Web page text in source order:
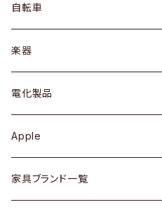
ドレッサー
シェルフ
キュリオケース / 飾り棚
カップボード / 食器棚
チェスト
アウター
トップス
ワンピース
ボトムス
靴
プレート / ボウル
カトラリー
ケトル / ティーポット
鍋 / フライパン
Vintage / ヴィンテージ
自転車
dahon
楽器
ギター
ベース
その他楽器
電化製品
Apple
家具ブランド一覧